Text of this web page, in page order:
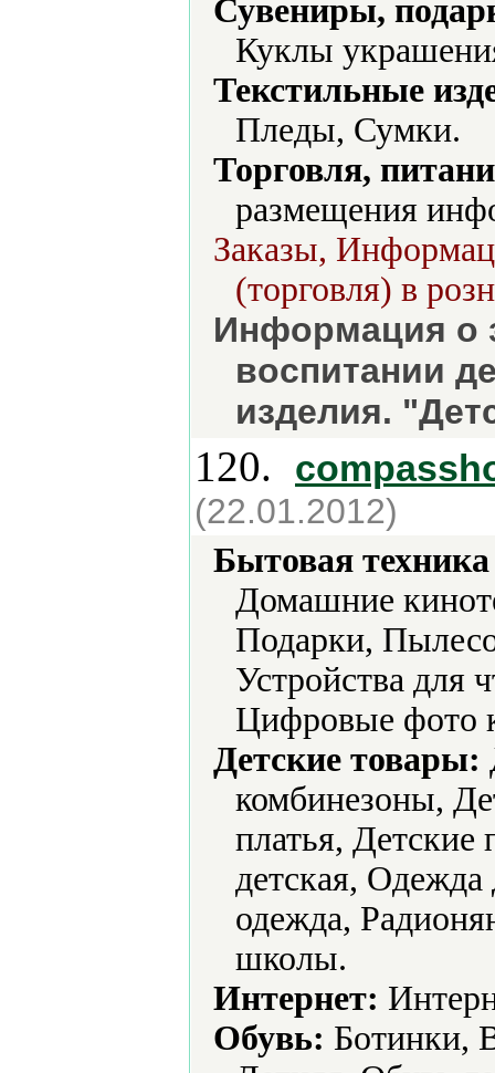
Сувениры,
Куклы
Текстильные
Пледы, Сумки.
Торговля,
размещения
Заказы,
(торговля) в
Информация о
воспитании
изделия.
120.
(22.01.2012)
Бытовая
Домашние
Подарки,
Устройства для
Цифровые фото
Детские товары:
комбинезоны,
платья,
детская, Одежда
одежда,
школы.
Интернет:
Обувь: Ботинки,